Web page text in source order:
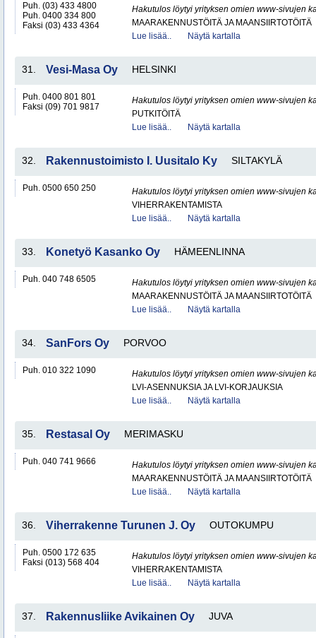
Puh. (03) 433 4800
Puh. 0400 334 800
Faksi (03) 433 4364
Hakutulos löytyi yrityksen omien www-sivujen
MAARAKENNUSTÖITÄ JA MAANSIIRTOTÖITÄ
Lue lisää..
Näytä kartalla
31. Vesi-Masa Oy HELSINKI
Puh. 0400 801 801
Faksi (09) 701 9817
Hakutulos löytyi yrityksen omien www-sivujen
PUTKITÖITÄ
Lue lisää..
Näytä kartalla
32. Rakennustoimisto I. Uusitalo Ky SILTAKYLÄ
Puh. 0500 650 250
Hakutulos löytyi yrityksen omien www-sivujen
VIHERRAKENTAMISTA
Lue lisää..
Näytä kartalla
33. Konetyö Kasanko Oy HÄMEENLINNA
Puh. 040 748 6505
Hakutulos löytyi yrityksen omien www-sivujen
MAARAKENNUSTÖITÄ JA MAANSIIRTOTÖITÄ
Lue lisää..
Näytä kartalla
34. SanFors Oy PORVOO
Puh. 010 322 1090
Hakutulos löytyi yrityksen omien www-sivujen
LVI-ASENNUKSIA JA LVI-KORJAUKSIA
Lue lisää..
Näytä kartalla
35. Restasal Oy MERIMASKU
Puh. 040 741 9666
Hakutulos löytyi yrityksen omien www-sivujen
MAARAKENNUSTÖITÄ JA MAANSIIRTOTÖITÄ
Lue lisää..
Näytä kartalla
36. Viherrakenne Turunen J. Oy OUTOKUMPU
Puh. 0500 172 635
Faksi (013) 568 404
Hakutulos löytyi yrityksen omien www-sivujen
VIHERRAKENTAMISTA
Lue lisää..
Näytä kartalla
37. Rakennusliike Avikainen Oy JUVA